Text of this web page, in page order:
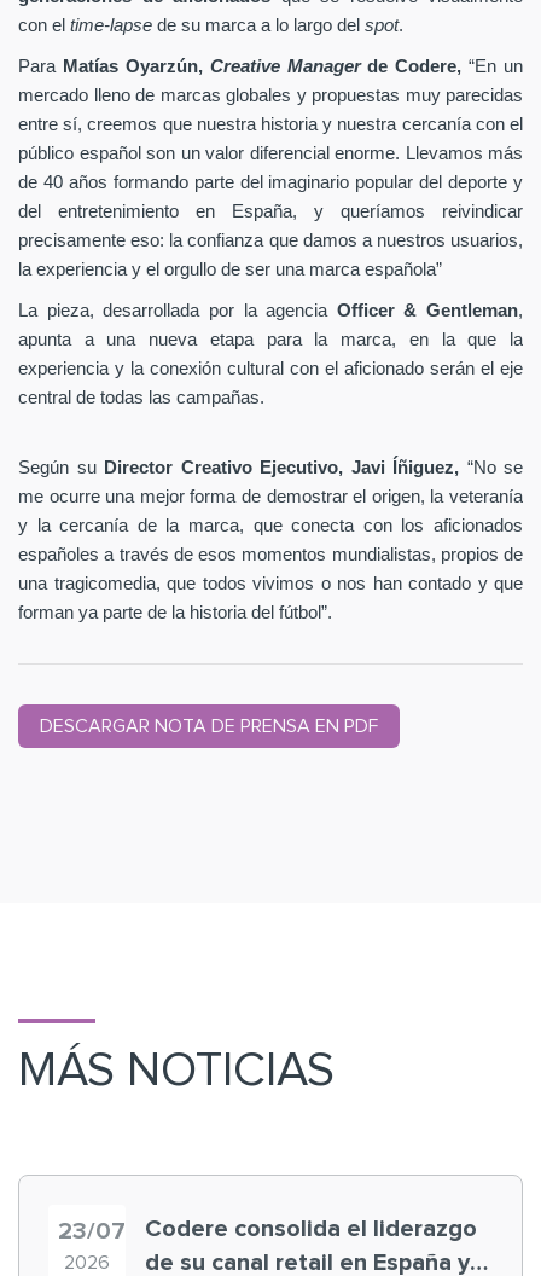
con el time-lapse de su marca a lo largo del spot.
Para Matías Oyarzún, Creative Managerde Codere,“En un
mercado lleno de marcas globales y propuestas muy parecidas
entre sí, creemos que nuestra historia y nuestra cercanía con el
público español son un valor diferencial enorme. Llevamos más
de 40 años formando parte del imaginario popular del deporte y
del entretenimiento en España, y queríamos reivindicar
precisamente eso: la confianza que damos a nuestros usuarios,
la experiencia y el orgullo de ser una marca española”
La pieza, desarrollada por la agencia Officer & Gentleman,
apunta a una nueva etapa para la marca, en la que la
experiencia y la conexión cultural con el aficionado serán el eje
central de todas las campañas.
Según su Director Creativo Ejecutivo, Javi Íñiguez, “No se
me ocurre una mejor forma de demostrar el origen, la veteranía
y la cercanía de la marca, que conecta con los aficionados
españoles a través de esos momentos mundialistas, propios de
una tragicomedia, que todos vivimos o nos han contado y que
forman ya parte de la historia del fútbol”.
DESCARGAR NOTA DE PRENSA EN PDF
MÁS NOTICIAS
23/07
2026
Codere consolida el liderazgo
de su canal retail en España y